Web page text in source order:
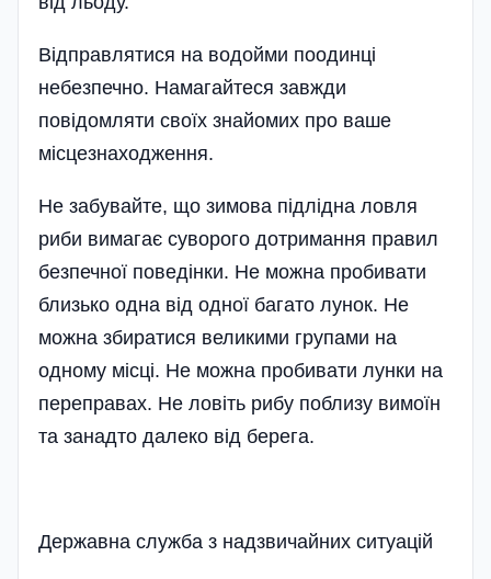
Відправлятися на водойми поодинці
небезпечно. Намагайтеся завжди
повідомляти своїх знайомих про ваше
місцезнаходження.
Не забувайте, що зимова підлідна ловля
риби вимагає суворого дотримання правил
безпечної поведінки. Не можна пробивати
близько одна від одної багато лунок. Не
можна збиратися великими групами на
одному місці. Не можна пробивати лунки на
переправах. Не ловіть рибу поблизу вимоїн
та занадто далеко від берега.
Державна служба з надзвичайних ситуацій